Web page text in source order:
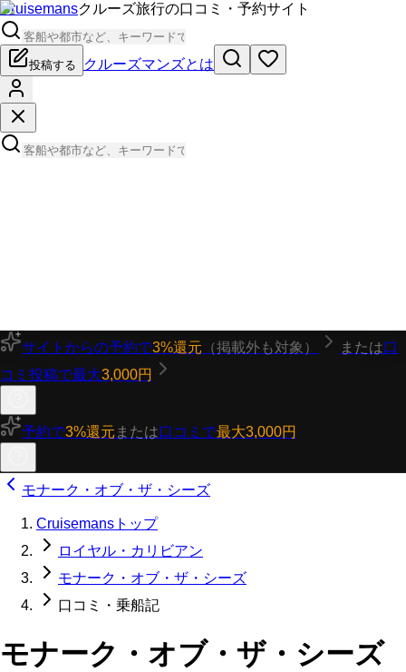
Cruisemansクルーズ旅行の口コミ・予約サイト
投稿する クルーズマンズとは
サイトからの予約で3%還元 （掲載外も対象） または口
コミ投稿で最大3,000円
予約で3%還元 または口コミで最大3,000円
モナーク・オブ・ザ・シーズ
Cruisemansトップ
ロイヤル・カリビアン
モナーク・オブ・ザ・シーズ
口コミ・乗船記
モナーク・オブ・ザ・シーズ